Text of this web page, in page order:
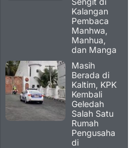
Kalangan
Pembaca
Manhwa,
Manhua,
dan Manga
Masih
Berada di
Kaltim, KPK
Kembali
Geledah
Salah Satu
Rumah
Pengusaha
di